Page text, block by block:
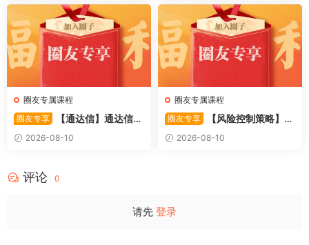
情况 源码
强势牛股
圈友专属课程
圈友专享
【通达信】通达信
〖至尊吸筹〗副图指标 融合改
良 KDJ 三线判断 + 主力吸筹量
2026-08-10
圈友专属课程
圈友专享
【风险控制策略】避
免大败局 风险控制策略(高彩)
1PDF文章
2026-08-10
评论 0
请先 登录